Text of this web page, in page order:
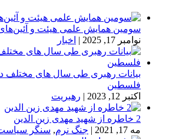
سومین همایش علمی هیئت و
نوامبر 17, 2025
| اخبار
بیانات رهبری طی سال های مختلف
فلسطین
اکتبر 12, 2023
| رهبریت
2 خاطره از شهید مهدی زین الدین
مه 17, 2021
| جنگ نرم, سنگر